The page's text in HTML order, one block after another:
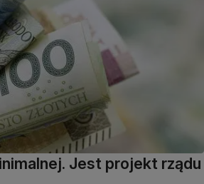
Jest projekt rządu